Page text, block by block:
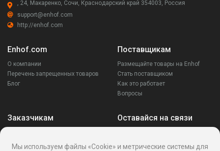
, 24, Макаренко, Сочи, Краснодарский край 354003, Россия
support@enhof.com
http://enhof.com
Enhof.com
О компании
Перечень запрещенных товаров
Блог
Поставщикам
Размещайте товары на Enhof
Стать поставщиком
Как это работает
Вопросы
Заказчикам
Ваши запросы
Оставайся на связи
Мы используем файлы «Cookie» и метрические системы для